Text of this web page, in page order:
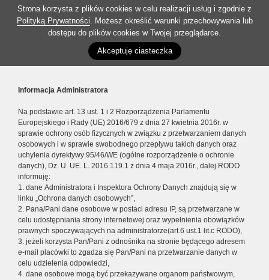
Strona korzysta z plików cookies w celu realizacji usług i zgodnie z
Polityką Prywatności. Możesz określić warunki przechowywania lub
dostępu do plików cookies w Twojej przeglądarce.
Akceptuję ciasteczka
Informacja Administratora
Na podstawie art. 13 ust. 1 i 2 Rozporządzenia Parlamentu
Europejskiego i Rady (UE) 2016/679 z dnia 27 kwietnia 2016r. w
sprawie ochrony osób fizycznych w związku z przetwarzaniem danych
osobowych i w sprawie swobodnego przepływu takich danych oraz
uchylenia dyrektywy 95/46/WE (ogólne rozporządzenie o ochronie
danych), Dz. U. UE. L. 2016.119.1 z dnia 4 maja 2016r., dalej RODO
informuję:
1. dane Administratora i Inspektora Ochrony Danych znajdują się w
linku „Ochrona danych osobowych”,
2. Pana/Pani dane osobowe w postaci adresu IP, są przetwarzane w
celu udostępniania strony internetowej oraz wypełnienia obowiązków
prawnych spoczywających na administratorze(art.6 ust.1 lit.c RODO),
3. jeżeli korzysta Pan/Pani z odnośnika na stronie będącego adresem
e-mail placówki to zgadza się Pan/Pani na przetwarzanie danych w
celu udzielenia odpowiedzi,
4. dane osobowe mogą być przekazywane organom państwowym,